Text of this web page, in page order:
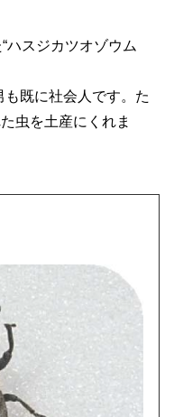
ハスジカツオゾウム
既に社会人です。た
虫を土産にくれま